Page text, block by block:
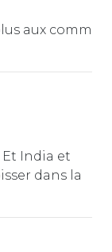
aux comm
Et India et
dans la